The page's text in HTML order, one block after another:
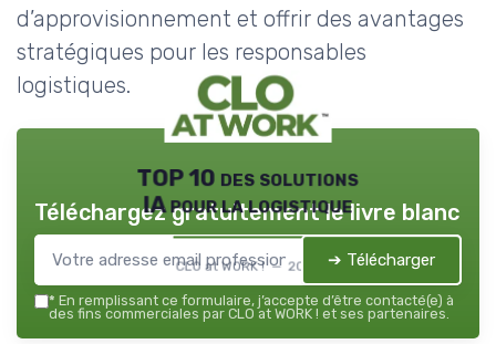
d’approvisionnement et offrir des avantages
stratégiques pour les responsables
logistiques.
TOP 10 des solutions
IA pour la logistique
CLO at WORK ! — 2026
Téléchargez gratuitement le livre blanc
➔ Télécharger
* En remplissant ce formulaire, j’accepte d’être contacté(e) à
des fins commerciales par CLO at WORK ! et ses partenaires.